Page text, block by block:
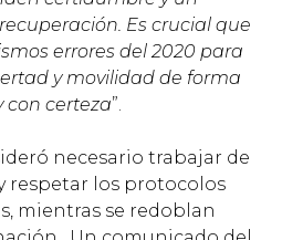
Es crucial que
errores del 2020 para
y movilidad de forma
con certeza”.
necesario trabajar de
respetar los protocolos
mientras se redoblan